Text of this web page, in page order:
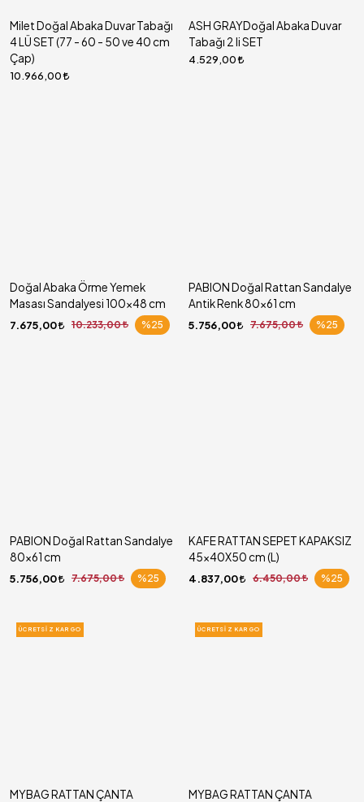
Milet Doğal Abaka Duvar Tabağı
4 LÜ SET (77 - 60 - 50 ve 40 cm
Çap)
10.966,00
ASH GRAYDoğal Abaka Duvar
Tabağı 2 li SET
4.529,00
Doğal Abaka Örme Yemek
Masası Sandalyesi 100x48 cm
7.675,00 10.233,00 %25
PABION Doğal Rattan Sandalye
Antik Renk 80x61 cm
5.756,00 7.675,00 %25
PABION Doğal Rattan Sandalye
80x61 cm
5.756,00 7.675,00 %25
KAFE RATTAN SEPET KAPAKSIZ
45x40X50 cm (L)
4.837,00 6.450,00 %25
ÜCRETSIZ KARGO
MYBAG RATTAN ÇANTA
ÜCRETSIZ KARGO
MYBAG RATTAN ÇANTA